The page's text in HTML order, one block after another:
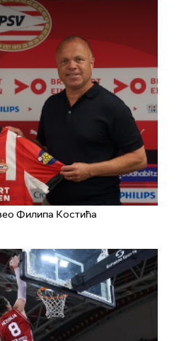
Филипа Костића